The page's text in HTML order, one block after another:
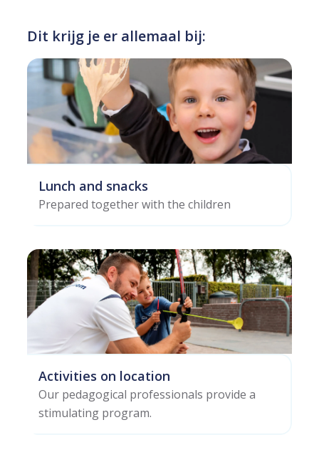
Dit krijg je er allemaal bij:
Lunch and snacks
Prepared together with the children
Activities on location
Our pedagogical professionals provide a
stimulating program.